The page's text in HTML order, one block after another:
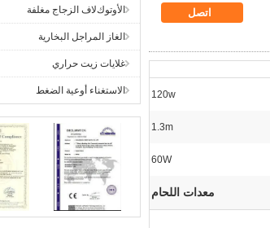
اﻷوتوكﻻف الزجاج مغلفة
الغاز المراجل البخارية
غلايات زيت حراري
الاستغناء أوعية الضغط
اتصل
120w
1.3m
60W
معدات اللحام